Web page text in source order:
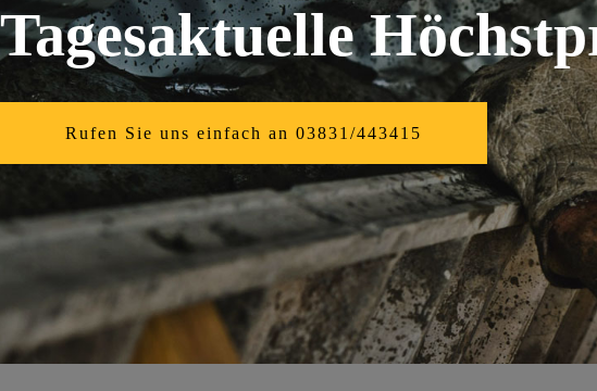
Tagesaktuelle
Rufen Sie uns einfach an 03831/443415